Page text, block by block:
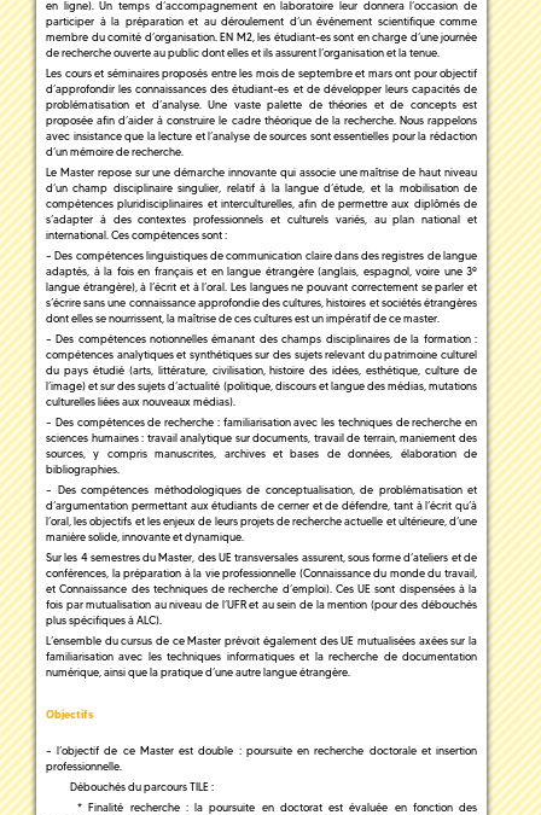
en ligne). Un temps d’accompagnement en laboratoire leur donnera l’occasion de
participer à la préparation et au déroulement d’un événement scientifique comme
membre du comité d’organisation. EN M2, les étudiant-es sont en charge d’une journée
de recherche ouverte au public dont elles et ils assurent l’organisation et la tenue.
Les cours et séminaires proposés entre les mois de septembre et mars ont pour objectif
d’approfondir les connaissances des étudiant-es et de développer leurs capacités de
problématisation et d’analyse. Une vaste palette de théories et de concepts est
proposée afin d’aider à construire le cadre théorique de la recherche. Nous rappelons
avec insistance que la lecture et l’analyse de sources sont essentielles pour la rédaction
d’un mémoire de recherche.
Le Master repose sur une démarche innovante qui associe une maîtrise de haut niveau
d’un champ disciplinaire singulier, relatif à la langue d’étude, et la mobilisation de
compétences pluridisciplinaires et interculturelles, afin de permettre aux diplômés de
s’adapter à des contextes professionnels et culturels variés, au plan national et
international. Ces compétences sont :
– Des compétences linguistiques de communication claire dans des registres de langue
adaptés, à la fois en français et en langue étrangère (anglais, espagnol, voire une 3e
langue étrangère), à l’écrit et à l’oral. Les langues ne pouvant correctement se parler et
s’écrire sans une connaissance approfondie des cultures, histoires et sociétés étrangères
dont elles se nourrissent, la maîtrise de ces cultures est un impératif de ce master.
– Des compétences notionnelles émanant des champs disciplinaires de la formation :
compétences analytiques et synthétiques sur des sujets relevant du patrimoine culturel
du pays étudié (arts, littérature, civilisation, histoire des idées, esthétique, culture de
l’image) et sur des sujets d’actualité (politique, discours et langue des médias, mutations
culturelles liées aux nouveaux médias).
– Des compétences de recherche : familiarisation avec les techniques de recherche en
sciences humaines : travail analytique sur documents, travail de terrain, maniement des
sources, y compris manuscrites, archives et bases de données, élaboration de
bibliographies.
– Des compétences méthodologiques de conceptualisation, de problématisation et
d’argumentation permettant aux étudiants de cerner et de défendre, tant à l’écrit qu’à
l’oral, les objectifs et les enjeux de leurs projets de recherche actuelle et ultérieure, d’une
manière solide, innovante et dynamique.
Sur les 4 semestres du Master, des UE transversales assurent, sous forme d’ateliers et de
conférences, la préparation à la vie professionnelle (Connaissance du monde du travail,
et Connaissance des techniques de recherche d’emploi). Ces UE sont dispensées à la
fois par mutualisation au niveau de l’UFR et au sein de la mention (pour des débouchés
plus spécifiques à ALC).
L’ensemble du cursus de ce Master prévoit également des UE mutualisées axées sur la
familiarisation avec les techniques informatiques et la recherche de documentation
numérique, ainsi que la pratique d’une autre langue étrangère.
Objectifs
– l’objectif de ce Master est double : poursuite en recherche doctorale et insertion
professionnelle.
Débouchés du parcours TILE :
* Finalité recherche : la poursuite en doctorat est évaluée en fonction des